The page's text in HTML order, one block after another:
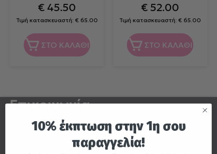
€45.50
Τιμή κατασκευαστή: € 65.00
ΣΤΟ ΚΑΛΑΘΙ
€ 52.00
Τιμή κατασκευαστή:€ 65.00
ΣΤΟ ΚΑΛΑΘΙ
Επικοινωνία
210 5312 849
info@casahara.gr
10% έκπτωση στην 1η σου
παραγγελία!